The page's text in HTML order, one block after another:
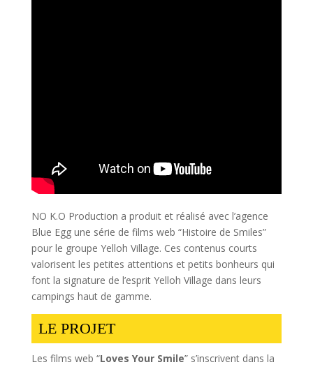
NO K.O Production a produit et réalisé avec l’agence
Blue Egg une série de films web “Histoire de Smiles”
pour le groupe Yelloh Village. Ces contenus courts
valorisent les petites attentions et petits bonheurs qui
font la signature de l’esprit Yelloh Village dans leurs
campings haut de gamme.
LE PROJET
Les films web “Loves Your Smile” s’inscrivent dans la